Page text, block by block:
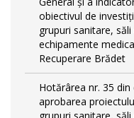
obiectivul de
grupuri sanitare,
echipamente
Recuperare Brădet
Hotărârea nr. 35
aprobarea